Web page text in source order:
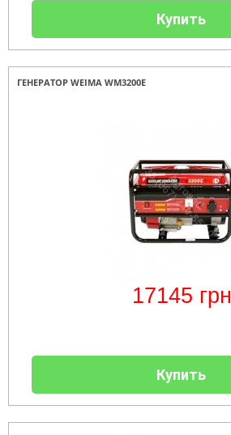
Купить
ГЕНЕРАТОР WEIMA WM3200E
17145 грн
Купить